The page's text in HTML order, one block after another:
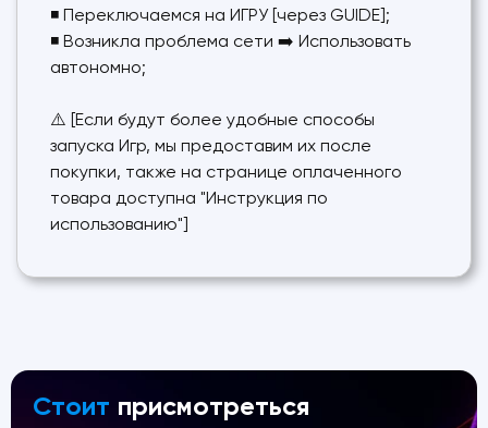
◾️ Переключаемся на ИГРУ [через GUIDE];
◾️ Возникла проблема сети ➡️ Использовать
автономно;
⚠️ [Если будут более удобные способы
запуска Игр, мы предоставим их после
покупки, также на странице оплаченного
товара доступна "Инструкция по
использованию"]
Стоит присмотреться